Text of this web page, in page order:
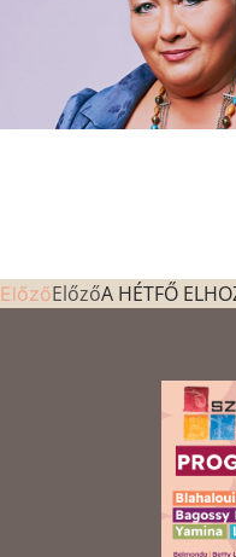
ElőzőElőzőA HÉTFŐ